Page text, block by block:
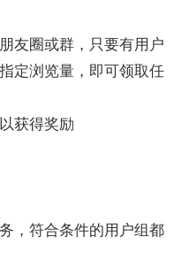
友圈或群，只要有用户
定浏览量，即可领取任
获得奖励
，符合条件的用户组都